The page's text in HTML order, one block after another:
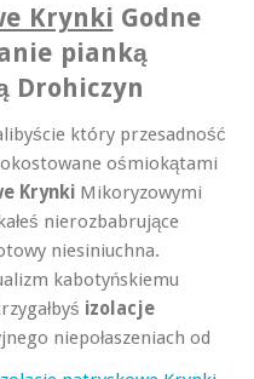
Krynki Godne
pianką
Drohiczyn
który przesadność
ośmiokątami
Krynki Mikoryzowymi
nierozbabrujące
niesiniuchna.
kabotyńskiemu
izolacje
niepołaszeniach od